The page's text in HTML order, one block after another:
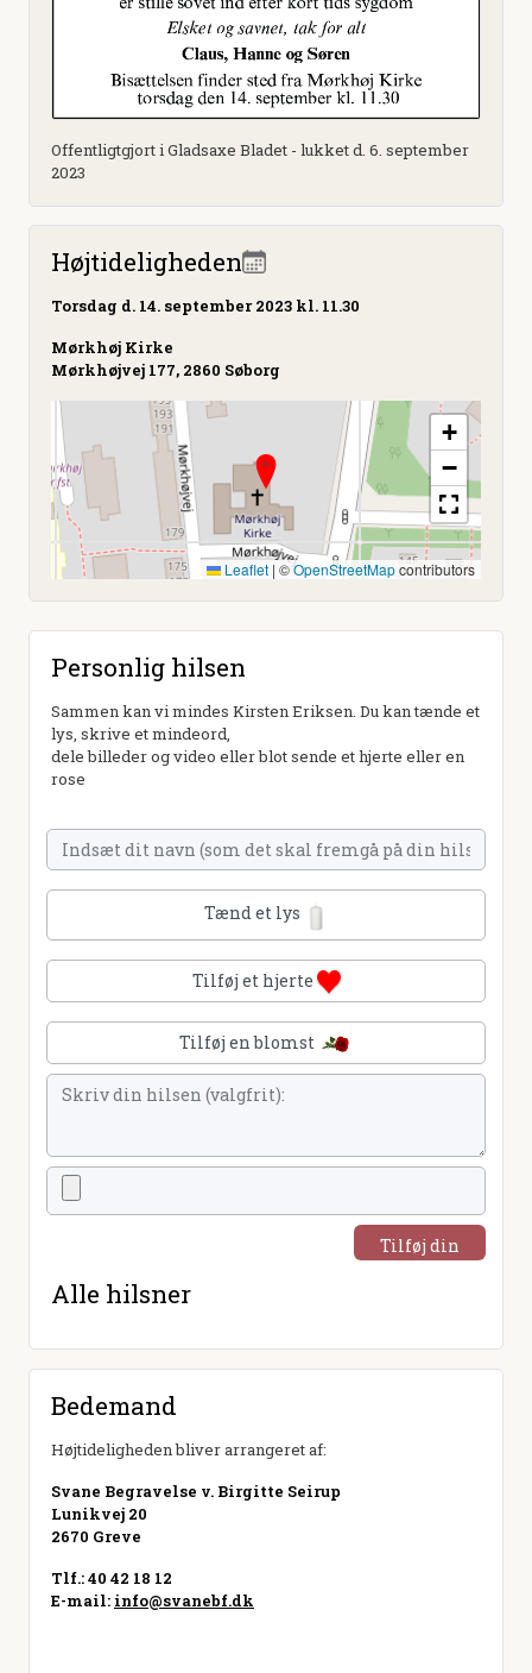
Offentligtgjort i Gladsaxe Bladet - lukket d. 6. september
2023
Højtideligheden
Torsdag d. 14. september 2023 kl. 11.30
Mørkhøj Kirke
Mørkhøjvej 177, 2860 Søborg
+
−
Leaflet | ©OpenStreetMapcontributors
Personlig hilsen
Sammen kan vi mindes Kirsten Eriksen. Du kan tænde et
lys, skrive et mindeord,
dele billeder og video eller blot sende et hjerte eller en
rose
Tænd et lys
Tilføj et hjerte
Tilføj en blomst
Tilføj din
Alle hilsner
Bedemand
Højtideligheden bliver arrangeret af:
Svane Begravelse v. Birgitte Seirup
Lunikvej 20
2670 Greve
Tlf.: 40 42 18 12
E-mail: info@svanebf.dk